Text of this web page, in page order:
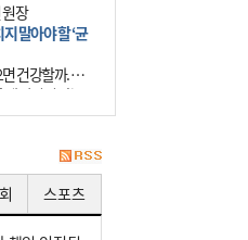
장
말아야 할 ‘균
건강할까. 요
빠지지 않는
. 헬스장을 다니
스포츠